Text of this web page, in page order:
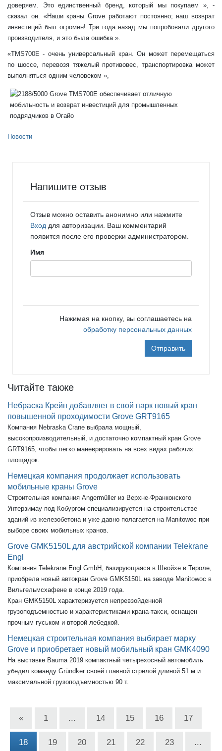
доверяем. Это единственный бренд, который мы покупаем », -
сказал он. «Наши краны Grove работают постоянно; наш возврат
инвестиций был огромен! Три года назад мы попробовали другого
производителя, и это была ошибка ».
«TMS700E - очень универсальный кран. Он может перемещаться
по шоссе, перевозя тяжелый противовес, транспортировка может
выполняться одним человеком »,
Новости
Напишите отзыв
Отзыв можно оставить анонимно или нажмите
Вход для авторизации. Ваш комментарий
появится после его проверки администратором.
Имя
Нажимая на кнопку, вы соглашаетесь на
обработку персональных данных
Отправить
Читайте также
Небраска Крейн добавляет в свой парк новый кран
повышенной проходимости Grove GRT9165
Компания Nebraska Crane выбрала мощный,
высокопроизводительный, и достаточно компактный кран Grove
GRT9165, чтобы легко маневрировать на всех видах рабочих
площадок.
Немецкая компания продолжает использовать
мобильные краны Grove
Строительная компания Angermüller из Верхне-Франконского
Унтерзимау под Кобургом специализируется на строительстве
зданий из железобетона и уже давно полагается на Manitowoc при
выборе своих мобильных кранов.
Grove GMK5150L для австрийской компании Telekrane
Engl
Компания Telekrane Engl GmbH, базирующаяся в Швойхе в Тироле,
приобрела новый автокран Grove GMK5150L на заводе Manitowoc в
Вильгельмсхафене в конце 2019 года.
Кран GMK5150L характеризуется непревзойденной
грузоподъемностью и характеристиками крана-такси, оснащен
прочным гуськом и второй лебедкой.
Немецкая строительная компания выбирает марку
Grove и приобретает новый мобильный кран GMK4090
На выставке Bauma 2019 компактный четырехосный автомобиль
убедил команду Gründker своей главной стрелой длиной 51 м и
максимальной грузоподъемностью 90 т.
« 1 ... 14 15 16 17
18 19 20 21 22 23 ...